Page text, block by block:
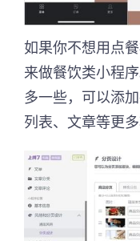
如果你不想用点
来做餐饮类小程
多一些，可以添
列表、文章等更多